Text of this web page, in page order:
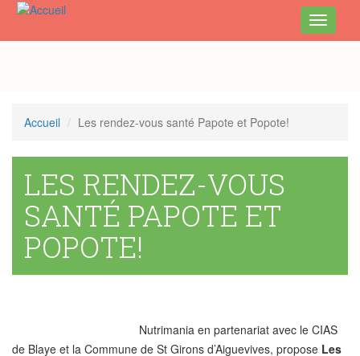
Toggle
Accueil Les rendez-vous santé Papote et Popote!
LES RENDEZ-VOUS
SANTÉ PAPOTE ET
POPOTE!
Nutrimania en partenariat avec le CIAS
de Blaye et la Commune de St Girons d’Aiguevives, propose Les